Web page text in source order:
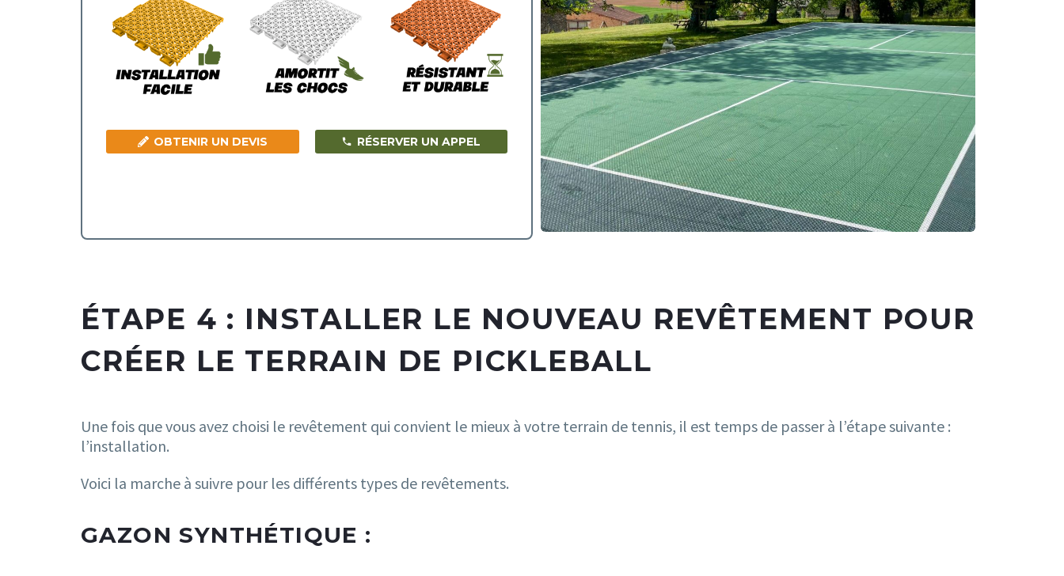
OBTENIR UN DEVIS RÉSERVER UN APPEL
ÉTAPE 4 : INSTALLER LE NOUVEAU REVÊTEMENT POUR
CRÉER LE TERRAIN DE PICKLEBALL
Une fois que vous avez choisi le revêtement qui convient le mieux à votre terrain de tennis, il est temps de passer à l’étape suivante :
l’installation.
Voici la marche à suivre pour les différents types de revêtements.
GAZON SYNTHÉTIQUE :